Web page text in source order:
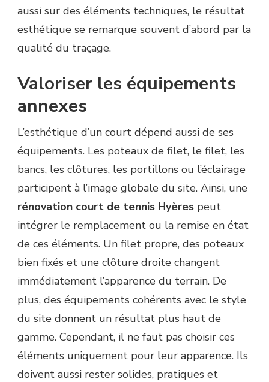
aussi sur des éléments techniques, le résultat
esthétique se remarque souvent d’abord par la
qualité du traçage.
Valoriser les équipements
annexes
L’esthétique d’un court dépend aussi de ses
équipements. Les poteaux de filet, le filet, les
bancs, les clôtures, les portillons ou l’éclairage
participent à l’image globale du site. Ainsi, une
rénovation court de tennis Hyères peut
intégrer le remplacement ou la remise en état
de ces éléments. Un filet propre, des poteaux
bien fixés et une clôture droite changent
immédiatement l’apparence du terrain. De
plus, des équipements cohérents avec le style
du site donnent un résultat plus haut de
gamme. Cependant, il ne faut pas choisir ces
éléments uniquement pour leur apparence. Ils
doivent aussi rester solides, pratiques et